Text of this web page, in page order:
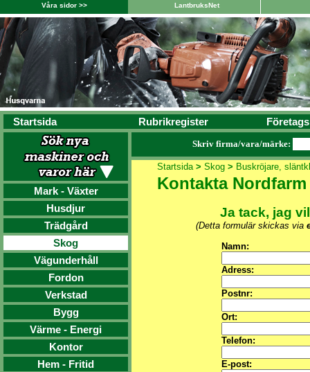
Våra sidor >> LantbruksNet
Startsida Rubrikregister
Mark - Växter
Husdjur
Trädgård
Skog
Vägunderhåll
Fordon
Verkstad
Bygg
Värme - Energi
Kontor
Hem - Fritid
Skriv firma/vara/märke:
Startsida> Skog> Buskröjare,
Kontakta
Ja tack, jag
(Detta formulär skickas via
Namn:
Adress:
Postnr:
Ort:
Telefon:
E-post: